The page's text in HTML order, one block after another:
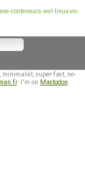
conteneurs-wsl-linux-en-
minimalist, super-fast, no-
. I'm on Mastodon.